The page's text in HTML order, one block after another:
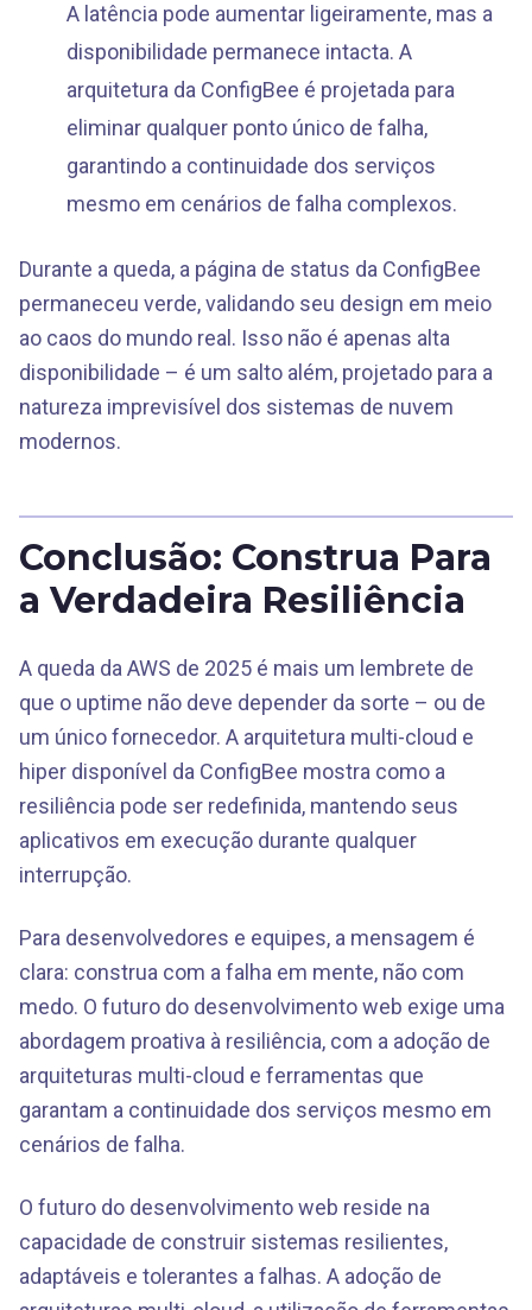
A latência pode aumentar ligeiramente, mas a
disponibilidade permanece intacta. A
arquitetura da ConfigBee é projetada para
eliminar qualquer ponto único de falha,
garantindo a continuidade dos serviços
mesmo em cenários de falha complexos.
Durante a queda, a página de status da ConfigBee
permaneceu verde, validando seu design em meio
ao caos do mundo real. Isso não é apenas alta
disponibilidade – é um salto além, projetado para a
natureza imprevisível dos sistemas de nuvem
modernos.
Conclusão: Construa Para
a Verdadeira Resiliência
A queda da AWS de 2025 é mais um lembrete de
que o uptime não deve depender da sorte – ou de
um único fornecedor. A arquitetura multi-cloud e
hiper disponível da ConfigBee mostra como a
resiliência pode ser redefinida, mantendo seus
aplicativos em execução durante qualquer
interrupção.
Para desenvolvedores e equipes, a mensagem é
clara: construa com a falha em mente, não com
medo. O futuro do desenvolvimento web exige uma
abordagem proativa à resiliência, com a adoção de
arquiteturas multi-cloud e ferramentas que
garantam a continuidade dos serviços mesmo em
cenários de falha.
O futuro do desenvolvimento web reside na
capacidade de construir sistemas resilientes,
adaptáveis e tolerantes a falhas. A adoção de